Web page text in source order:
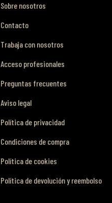
Sobre nosotros
Contacto
Trabaja con nosotros
Acceso profesionales
Preguntas frecuentes
Aviso legal
Política de privacidad
Condiciones de compra
Política de cookies
Política de devolución y reembolso